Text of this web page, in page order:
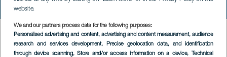
website.
We and our partners process data for the following purposes:
Personalised advertising and content, advertising and content measurement, audience
research and services development, Precise geolocation data, and identification
through device scanning, Store and/or access information on a device, Technical
HIC SERVICES DIRECTORY FORM